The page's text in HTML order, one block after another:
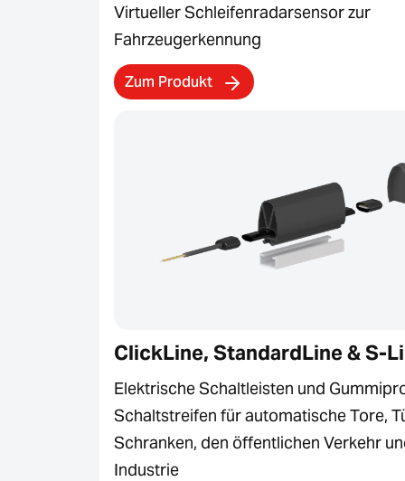
Virtueller Schleifenradarsensor zur
Fahrzeugerkennung
Zum Produkt
ClickLine, StandardLine & S-
Elektrische Schaltleisten und
Schaltstreifen für automatische Tore,
Schranken, den öffentlichen Verkehr
Industrie